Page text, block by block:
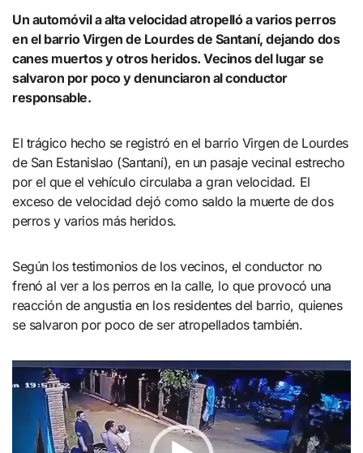
Un automóvil a alta velocidad atropelló a varios perros
en el barrio Virgen de Lourdes de Santaní, dejando dos
canes muertos y otros heridos. Vecinos del lugar se
salvaron por poco y denunciaron al conductor
responsable.
El trágico hecho se registró en el barrio Virgen de Lourdes
de San Estanislao (Santaní), en un pasaje vecinal estrecho
por el que el vehículo circulaba a gran velocidad. El
exceso de velocidad dejó como saldo la muerte de dos
perros y varios más heridos.
Según los testimonios de los vecinos, el conductor no
frenó al ver a los perros en la calle, lo que provocó una
reacción de angustia en los residentes del barrio, quienes
se salvaron por poco de ser atropellados también.
Reproductor
de
vídeo